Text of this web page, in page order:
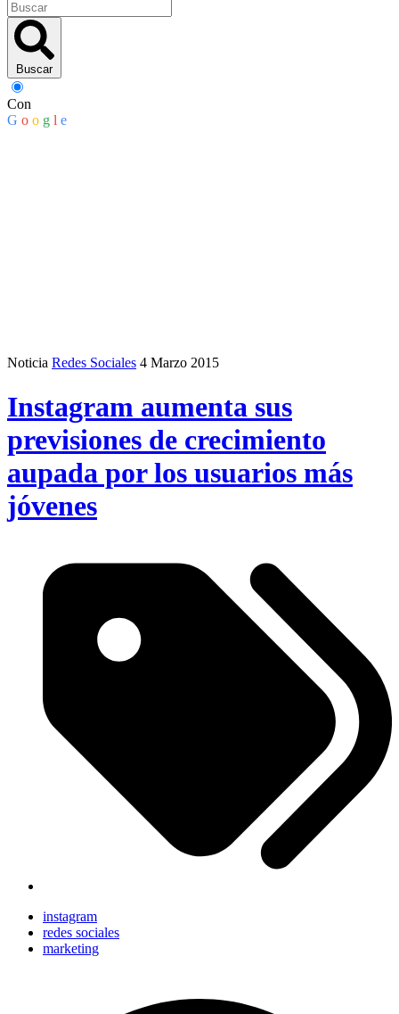
Buscar
Con
G o o g l e
Noticia Redes Sociales 4 Marzo 2015
Instagram aumenta sus
previsiones de crecimiento
aupada por los usuarios más
jóvenes
instagram
redes sociales
marketing